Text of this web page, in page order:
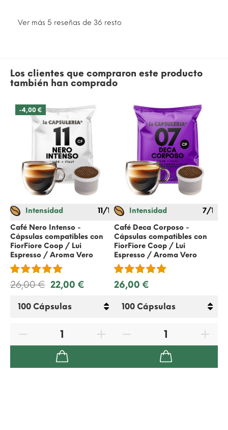
Ver más 5 reseñas de 36 resto
Los clientes que compraron este producto
también han comprado
-4,00 €
Intensidad
11/12
Café Nero Intenso -
Cápsulas compatibles con
FiorFiore Coop / Lui
Espresso / Aroma Vero
26,00 € 22,00 €
Intensidad
7/12
Café Deca Corposo -
Cápsulas compatibles con
FiorFiore Coop / Lui
Espresso / Aroma Vero
26,00 €